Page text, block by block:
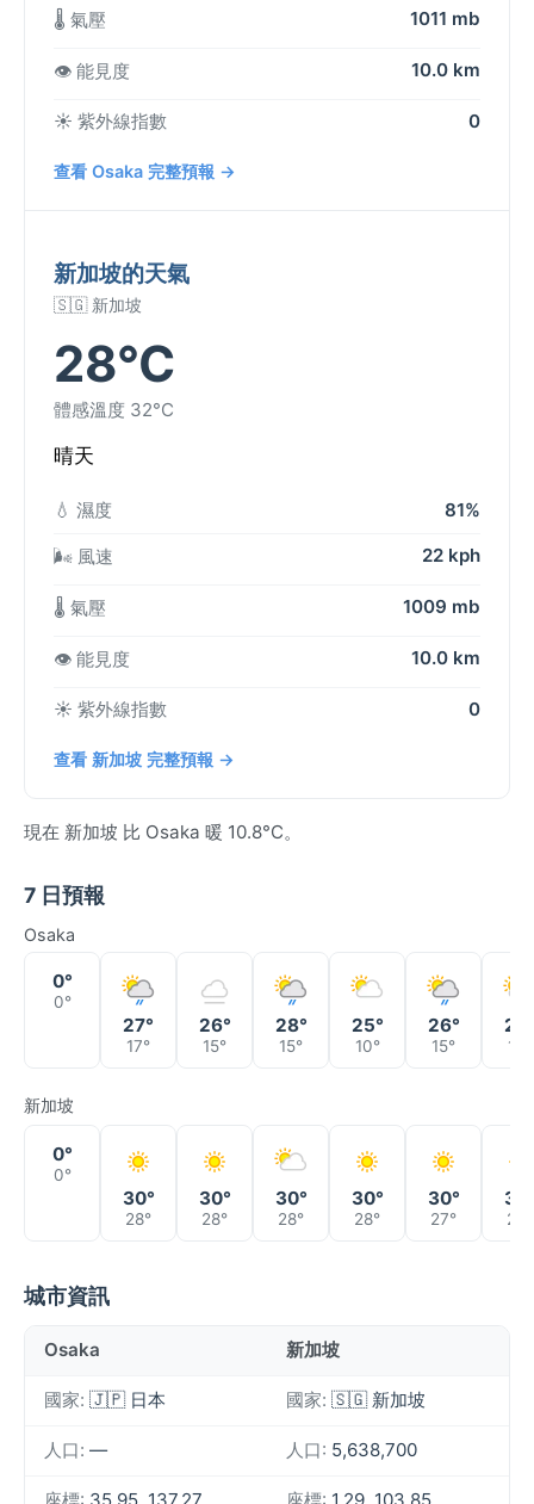
🌡️ 氣壓 1011 mb
👁️ 能見度 10.0 km
☀️ 紫外線指數 0
查看 Osaka 完整預報 →
新加坡的天氣
🇸🇬 新加坡
28°C
體感溫度 32°C
晴天
💧 濕度 81%
🌬️ 風速 22 kph
🌡️ 氣壓 1009 mb
👁️ 能見度 10.0 km
☀️ 紫外線指數 0
查看 新加坡 完整預報 →
現在 新加坡 比 Osaka 暖 10.8°C。
7 日預報
Osaka
0°
0°
27°
17°
26°
15°
28°
15°
25°
10°
26°
15° 13°
新加坡
0°
0°
30°
28°
30°
28°
30°
28°
30°
28°
30°
27° 28°
城市資訊
Osaka 新加坡
國家: 🇯🇵 日本 國家: 🇸🇬 新加坡
人口: — 人口: 5,638,700